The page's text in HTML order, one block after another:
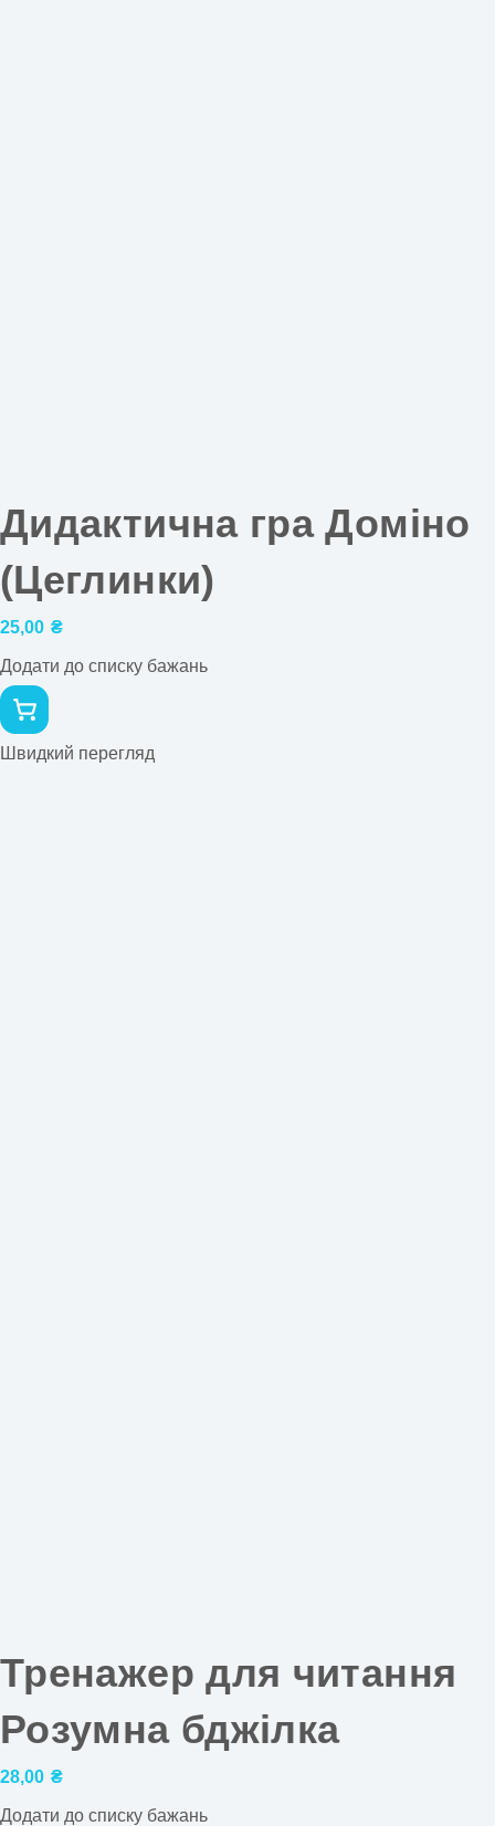
Дидактична гра Доміно
(Цеглинки)
25,00 ₴
Додати до списку бажань
Швидкий перегляд
Тренажер для читання
Розумна бджілка
28,00 ₴
Додати до списку бажань